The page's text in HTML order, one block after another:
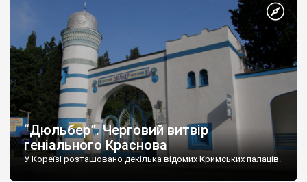
“Дюльбер”. Черговий витвір
геніального Краснова
У Кореїзі розташовано декілька відомих Кримських палаців.